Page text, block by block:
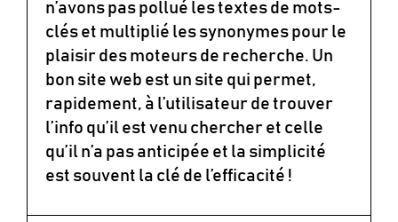
n’avons pas pollué les textes de mots-
clés et multiplié les synonymes pour le
plaisir des moteurs de recherche. Un
bon site web est un site qui permet,
rapidement, à l’utilisateur de trouver
l’info qu’il est venu chercher et celle
qu’il n’a pas anticipée et la simplicité
est souvent la clé de l’efficacité !